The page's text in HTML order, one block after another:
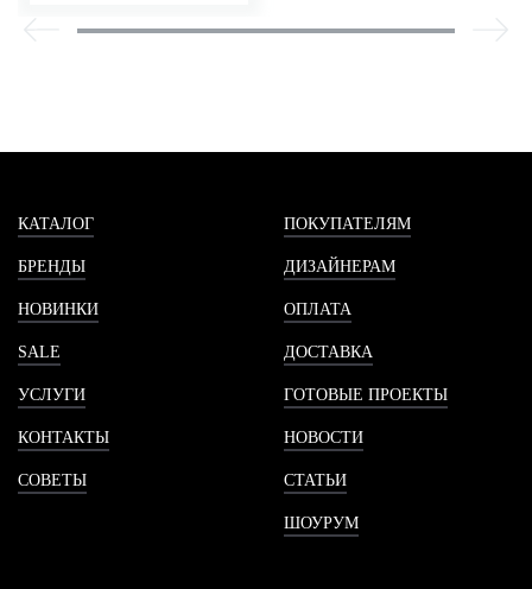
КАТАЛОГ
БРЕНДЫ
НОВИНКИ
SALE
УСЛУГИ
КОНТАКТЫ
СОВЕТЫ
ПОКУПАТЕЛЯМ
ДИЗАЙНЕРАМ
ОПЛАТА
ДОСТАВКА
ГОТОВЫЕ ПРОЕКТЫ
НОВОСТИ
СТАТЬИ
ШОУРУМ